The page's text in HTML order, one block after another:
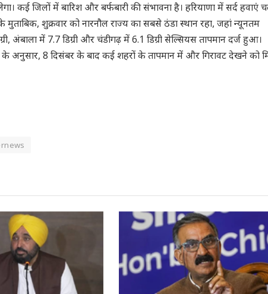
कई जिलों में बारिश और बर्फबारी की संभावना है। हरियाणा में सर्द हवाएं
मुताबिक, शुक्रवार को नारनौल राज्य का सबसे ठंडा स्थान रहा, जहां न्यूनतम
अंबाला में 7.7 डिग्री और चंडीगढ़ में 6.1 डिग्री सेल्सियस तापमान दर्ज हुआ।
अनुसार, 8 दिसंबर के बाद कई शहरों के तापमान में और गिरावट देखने को